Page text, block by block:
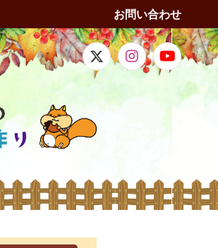
お問い合わせ